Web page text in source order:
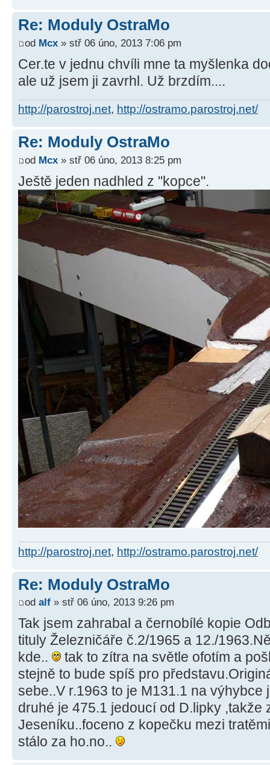
Re: Moduly OstraMo
od Mcx » stř 06 úno, 2013 7:06 pm
Cer.te v jednu chvíli mne ta myšlenka
ale už jsem ji zavrhl. Už brzdím....
http://parostroj.net, http://ostramo.parostroj.net/
Re: Moduly OstraMo
od Mcx » stř 06 úno, 2013 8:25 pm
Ještě jeden nadhled z "kopce".
http://parostroj.net, http://ostramo.parostroj.net/
Re: Moduly OstraMo
od alf » stř 06 úno, 2013 9:26 pm
Tak jsem zahrabal a černobílé kopie
tituly Železničáře č.2/1965 a 12./
kde..
tak to zítra na světle ofotím a
stejně to bude spíš pro
sebe..V r.1963 to je M131.1 na výhybce
druhé je 475.1 jedoucí od D.lipky ,takže
Jeseníku..foceno z kopečku mezi
stálo za ho.no..